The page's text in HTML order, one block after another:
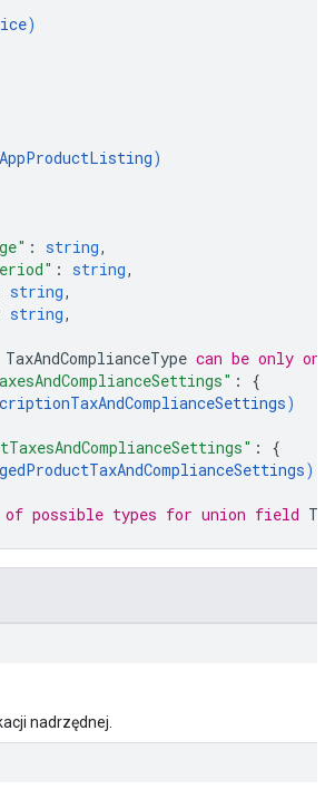
)
)
: string,
: string,
string,
string,
TaxAndComplianceType can be only
: {
)
: {
)
possible types for union field
nadrzędnej.